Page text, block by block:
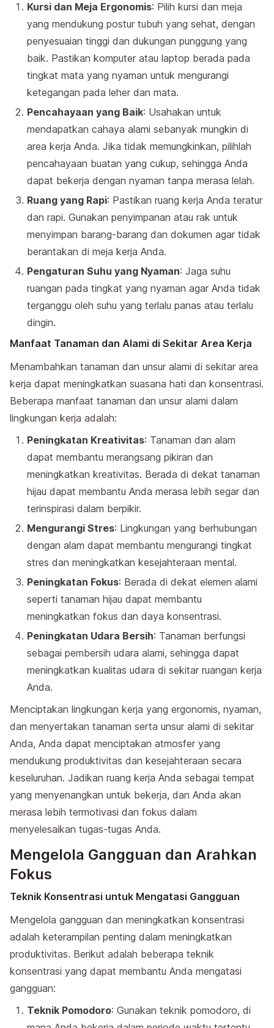
Kursi dan Meja Ergonomis: Pilih kursi dan meja
yang mendukung postur tubuh yang sehat, dengan
penyesuaian tinggi dan dukungan punggung yang
baik. Pastikan komputer atau laptop berada pada
tingkat mata yang nyaman untuk mengurangi
ketegangan pada leher dan mata.
Pencahayaan yang Baik: Usahakan untuk
mendapatkan cahaya alami sebanyak mungkin di
area kerja Anda. Jika tidak memungkinkan, pilihlah
pencahayaan buatan yang cukup, sehingga Anda
dapat bekerja dengan nyaman tanpa merasa lelah.
Ruang yang Rapi: Pastikan ruang kerja Anda teratur
dan rapi. Gunakan penyimpanan atau rak untuk
menyimpan barang-barang dan dokumen agar tidak
berantakan di meja kerja Anda.
Pengaturan Suhu yang Nyaman: Jaga suhu
ruangan pada tingkat yang nyaman agar Anda tidak
terganggu oleh suhu yang terlalu panas atau terlalu
dingin.
Manfaat Tanaman dan Alami di Sekitar Area Kerja
Menambahkan tanaman dan unsur alami di sekitar area
kerja dapat meningkatkan suasana hati dan konsentrasi.
Beberapa manfaat tanaman dan unsur alami dalam
lingkungan kerja adalah:
Peningkatan Kreativitas: Tanaman dan alam
dapat membantu merangsang pikiran dan
meningkatkan kreativitas. Berada di dekat tanaman
hijau dapat membantu Anda merasa lebih segar dan
terinspirasi dalam berpikir.
Mengurangi Stres: Lingkungan yang berhubungan
dengan alam dapat membantu mengurangi tingkat
stres dan meningkatkan kesejahteraan mental.
Peningkatan Fokus: Berada di dekat elemen alami
seperti tanaman hijau dapat membantu
meningkatkan fokus dan daya konsentrasi.
Peningkatan Udara Bersih: Tanaman berfungsi
sebagai pembersih udara alami, sehingga dapat
meningkatkan kualitas udara di sekitar ruangan kerja
Anda.
Menciptakan lingkungan kerja yang ergonomis, nyaman,
dan menyertakan tanaman serta unsur alami di sekitar
Anda, Anda dapat menciptakan atmosfer yang
mendukung produktivitas dan kesejahteraan secara
keseluruhan. Jadikan ruang kerja Anda sebagai tempat
yang menyenangkan untuk bekerja, dan Anda akan
merasa lebih termotivasi dan fokus dalam
menyelesaikan tugas-tugas Anda.
Mengelola Gangguan dan Arahkan
Fokus
Teknik Konsentrasi untuk Mengatasi Gangguan
Mengelola gangguan dan meningkatkan konsentrasi
adalah keterampilan penting dalam meningkatkan
produktivitas. Berikut adalah beberapa teknik
konsentrasi yang dapat membantu Anda mengatasi
gangguan:
Teknik Pomodoro: Gunakan teknik pomodoro, di